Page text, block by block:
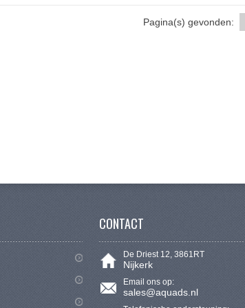
Pagina(s) gevonden:
CONTACT
De Driest 12, 3861RT
Nijkerk
Email ons op:
sales@aquads.nl